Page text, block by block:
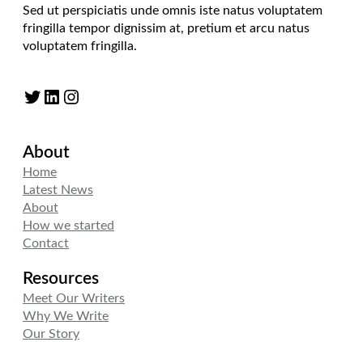
Sed ut perspiciatis unde omnis iste natus voluptatem
fringilla tempor dignissim at, pretium et arcu natus
voluptatem fringilla.
Twitter LinkedIn Instagram
About
Home
Latest News
About
How we started
Contact
Resources
Meet Our Writers
Why We Write
Our Story